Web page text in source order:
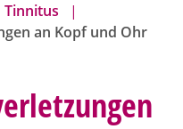
Tinnitus
an Kopf und Ohr